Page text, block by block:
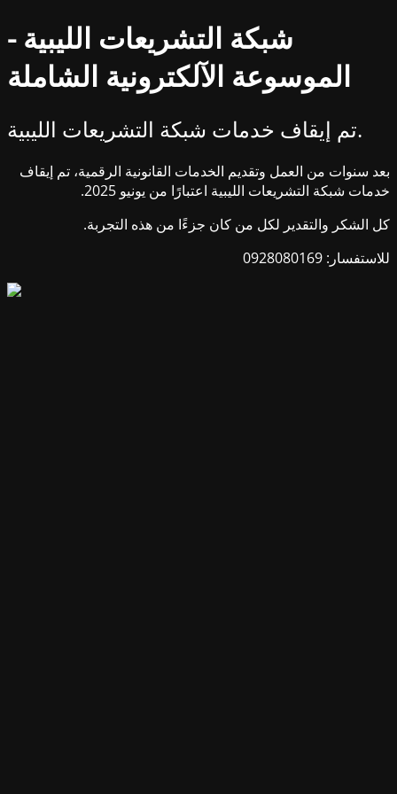
شبكة التشريعات الليبية -
الموسوعة الآلكترونية الشاملة
تم إيقاف خدمات شبكة التشريعات الليبية.
بعد سنوات من العمل وتقديم الخدمات القانونية الرقمية، تم إيقاف
خدمات شبكة التشريعات الليبية اعتبارًا من يونيو 2025.
كل الشكر والتقدير لكل من كان جزءًا من هذه التجربة.
للاستفسار: 0928080169